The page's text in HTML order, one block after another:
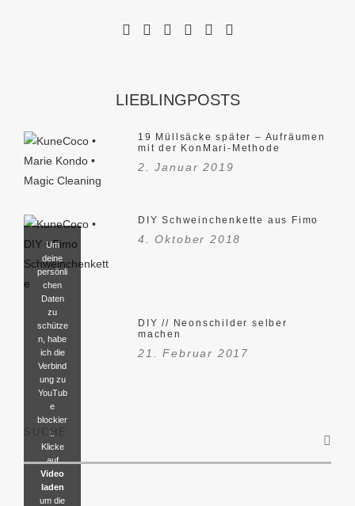
LIEBLINGPOSTS
19 Müllsäcke später – Aufräumen
mit der KonMari-Methode
2. Januar 2019
DIY Schweinchenkette aus Fimo
4. Oktober 2018
DIY // Neonschilder selber
machen
21. Februar 2017
SUCHE
Um
deine
persönli
chen
Daten
zu
schütze
n, habe
ich die
Verbind
ung zu
YouTub
e
blockier
t.
Klicke
auf
Video
laden
um die